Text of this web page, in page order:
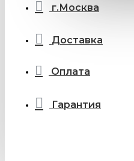
г.Москва
Доставка
Оплата
Гарантия